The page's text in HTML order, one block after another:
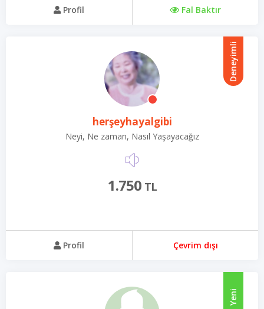
Profil Fal Baktır
Deneyimli
herşeyhayalgibi
Neyi, Ne zaman, Nasıl Yaşayacağız
1.750 TL
Profil Çevrim dışı
Yeni